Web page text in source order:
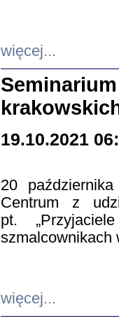
więcej...
19.10.2021
20
Centrum z
pt.
szmalcownikach
więcej...